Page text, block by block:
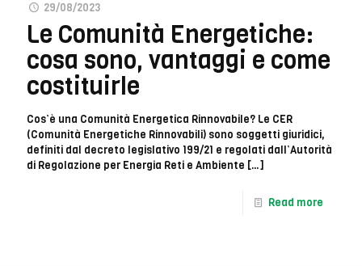
29/08/2023
Le Comunità Energetiche:
cosa sono, vantaggi e come
costituirle
Cos’è una Comunità Energetica Rinnovabile? Le CER
(Comunità Energetiche Rinnovabili) sono soggetti giuridici,
definiti dal decreto legislativo 199/21 e regolati dall’Autorità
di Regolazione per Energia Reti e Ambiente […]
Read more